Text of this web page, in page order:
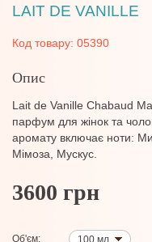
LAIT DE VANILLE
Код товару: 05390
Опис
Lait de Vanille Chabaud
парфум для жінок та
аромату включає ноти:
Мімоза, Мускус.
Об'єм: 100 мл
3600 грн